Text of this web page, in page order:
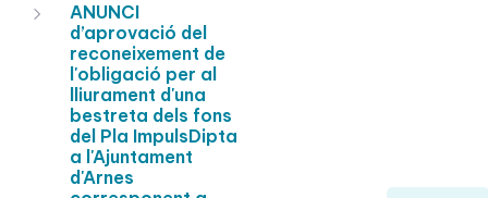
ANUNCI
d’aprovació del
reconeixement de
l'obligació per al
lliurament d'una
bestreta dels fons
del Pla ImpulsDipta
a l'Ajuntament
d'Arnes